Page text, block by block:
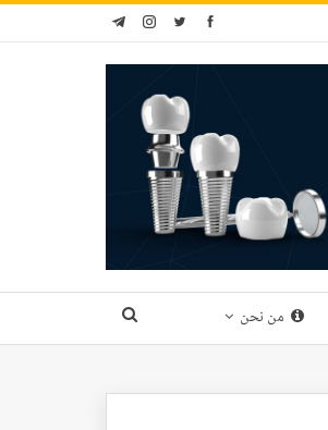
من نحن